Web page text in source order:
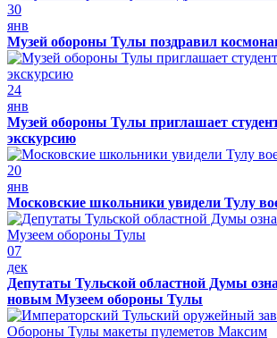
30
янв
Музей обороны Тулы поздравил
24
янв
Музей обороны Тулы приглашает
экскурсию
20
янв
Московские школьники увидели Тулу
07
дек
Депутаты Тульской областной Думы
новым Музеем обороны Тулы